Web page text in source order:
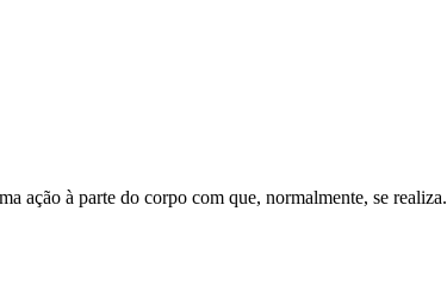
ação à parte do corpo com que, normalmente, se realiza.